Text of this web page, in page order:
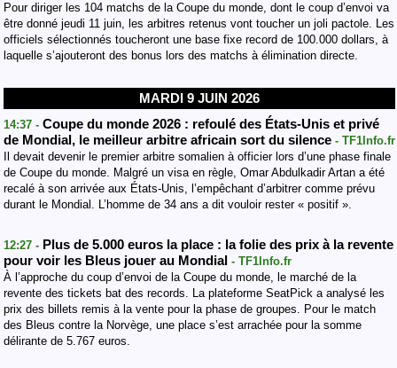
Pour diriger les 104 matchs de la Coupe du monde, dont le coup d’envoi va
être donné jeudi 11 juin, les arbitres retenus vont toucher un joli pactole. Les
officiels sélectionnés toucheront une base fixe record de 100.000 dollars, à
laquelle s’ajouteront des bonus lors des matchs à élimination directe.
MARDI 9 JUIN 2026
14:37 - Coupe du monde 2026 : refoulé des États-Unis et privé
de Mondial, le meilleur arbitre africain sort du silence - TF1Info.fr
Il devait devenir le premier arbitre somalien à officier lors d’une phase finale
de Coupe du monde. Malgré un visa en règle, Omar Abdulkadir Artan a été
recalé à son arrivée aux États-Unis, l’empêchant d’arbitrer comme prévu
durant le Mondial. L’homme de 34 ans a dit vouloir rester « positif ».
12:27 - Plus de 5.000 euros la place : la folie des prix à la revente
pour voir les Bleus jouer au Mondial - TF1Info.fr
À l’approche du coup d’envoi de la Coupe du monde, le marché de la
revente des tickets bat des records. La plateforme SeatPick a analysé les
prix des billets remis à la vente pour la phase de groupes. Pour le match
des Bleus contre la Norvège, une place s’est arrachée pour la somme
délirante de 5.767 euros.